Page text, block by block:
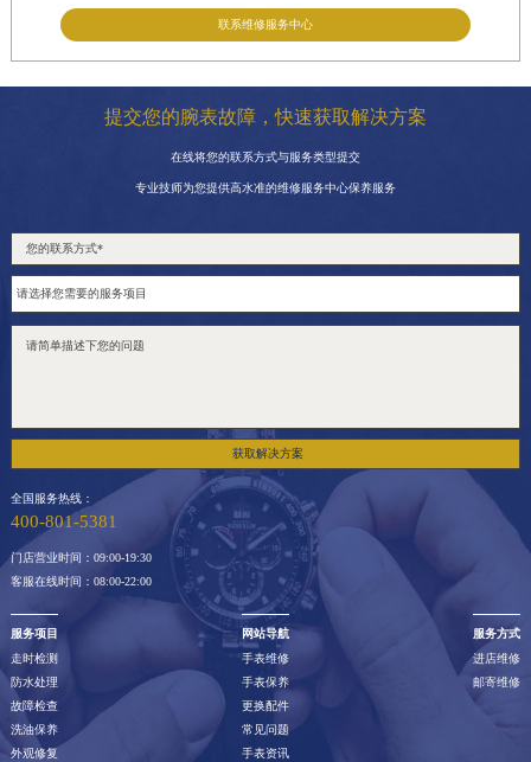
联系维修服务中心
提交您的腕表故障，快速获取解决方案
在线将您的联系方式与服务类型提交
专业技师为您提供高水准的维修服务中心保养服务
获取解决方案
全国服务热线：
400-801-5381
门店营业时间：09:00-19:30
客服在线时间：08:00-22:00
服务项目
走时检测
防水处理
故障检查
洗油保养
外观修复
网站导航
手表维修
手表保养
更换配件
常见问题
手表资讯
服务方式
进店维修
邮寄维修